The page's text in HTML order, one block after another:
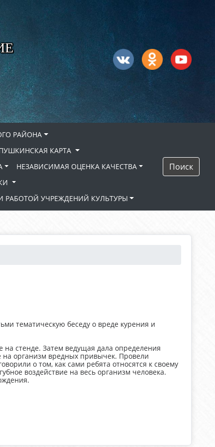
РАЙОНА
КАРТА
НЕЗАВИСИМАЯ ОЦЕНКА КАЧЕСТВА
РАБОТОЙ УЧРЕЖДЕНИЙ КУЛЬТУРЫ
Поиск
тематическую беседу о вреде курения и
стенде. Затем ведущая дала определения
на организм вредных привычек. Провели
о том, как сами ребята относятся к своему
воздействие на весь организм человека.